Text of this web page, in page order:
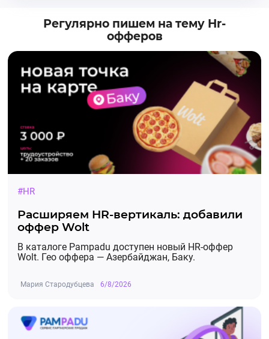
Регулярно пишем на тему Hr-
офферов
#HR
Расширяем HR-вертикаль: добавили
оффер Wolt
В каталоге Pampadu доступен новый HR-оффер
Wolt. Гео оффера — Азербайджан, Баку.
Мария Стародубцева 6/8/2026